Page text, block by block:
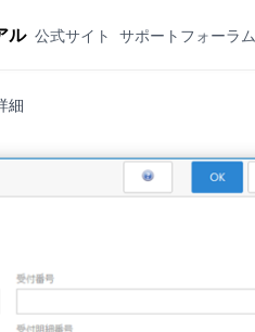
ル 公式サイト サポートフォーラム
細